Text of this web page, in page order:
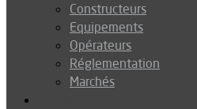
Constructeurs
Equipements
Opérateurs
Réglementation
Marchés